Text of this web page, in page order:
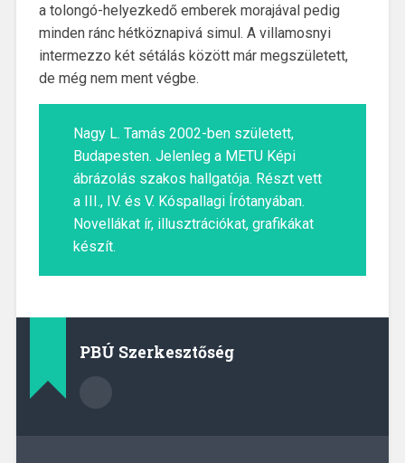
a tolongó-helyezkedő emberek morajával pedig
minden ránc hétköznapivá simul. A villamosnyi
intermezzo két sétálás között már megszületett,
de még nem ment végbe.
Nagy L. Tamás 2002-ben született,
Budapesten. Jelenleg a METU Képi
ábrázolás szakos hallgatója. Részt vett
a III., IV. és V. Kóspallagi Írótanyában.
Novellákat ír, illusztrációkat, grafikákat
készít.
PBÚ Szerkesztőség